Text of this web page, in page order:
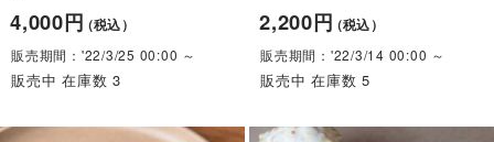
4,000円（税込）
販売期間：'22/3/25 00:00 ～
販売中 在庫数 3
2,200円（税込）
販売期間：'22/3/14 00:00 ～
販売中 在庫数 5